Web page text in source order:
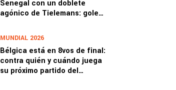
Senegal con un doblete
agónico de Tielemans: goles
MUNDIAL 2026
Bélgica está en 8vos de final:
contra quién y cuándo juega
su próximo partido del